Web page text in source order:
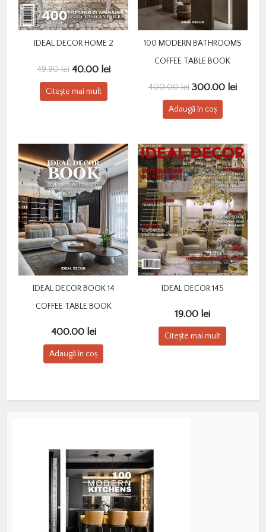
IDEAL DECOR HOME 2
49.90lei Prețul
inițial
a
40.00 leiPrețul
Citește mai mult
100 MODERN BATHROOMS
COFFEE TABLE BOOK
400.00lei Prețul
inițial
a
300.00 leiPrețul
Adaugă în coș
IDEAL DECOR BOOK 14
COFFEE TABLE BOOK
400.00 lei
Adaugă în coș
IDEAL DECOR 145
19.00 lei
Citește mai mult